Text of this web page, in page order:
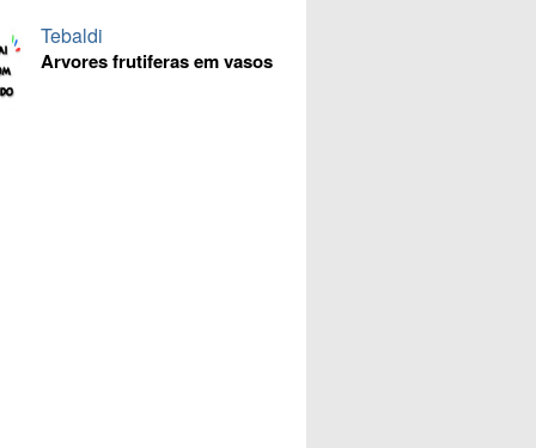
Tebaldi
Arvores frutiferas em vasos